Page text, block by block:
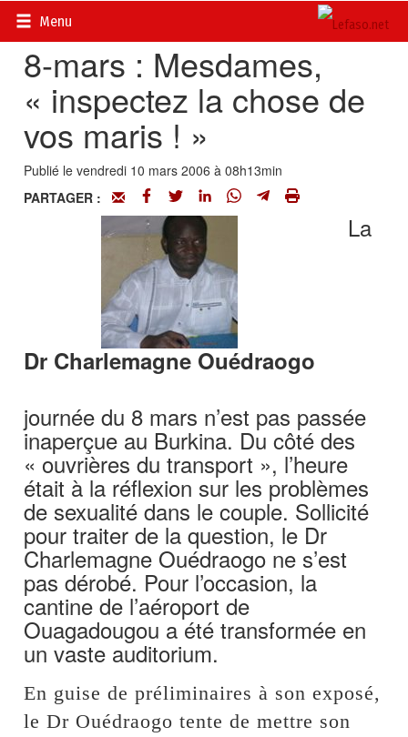
Menu
Accueil>
8-mars : Mesdames,
« inspectez la chose de
vos maris ! »
Publié le vendredi 10 mars 2006 à 08h13min
PARTAGER :
Dr Charlemagne Ouédraogo
La
journée du 8 mars n’est pas passée
inaperçue au Burkina. Du côté des
« ouvrières du transport », l’heure
était à la réflexion sur les problèmes
de sexualité dans le couple. Sollicité
pour traiter de la question, le Dr
Charlemagne Ouédraogo ne s’est
pas dérobé. Pour l’occasion, la
cantine de l’aéroport de
Ouagadougou a été transformée en
un vaste auditorium.
En guise de préliminaires à son exposé,
le Dr Ouédraogo tente de mettre son